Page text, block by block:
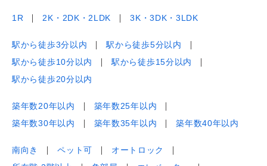
1R 2K・2DK・2LDK 3K・3DK・3LDK
駅から徒歩3分以内
駅から徒歩5分以内
駅から徒歩10分以内
駅から徒歩15分以内
駅から徒歩20分以内
築年数20年以内
築年数25年以内
築年数30年以内
築年数35年以内 築年数40年以内
南向き ペット可
オートロック